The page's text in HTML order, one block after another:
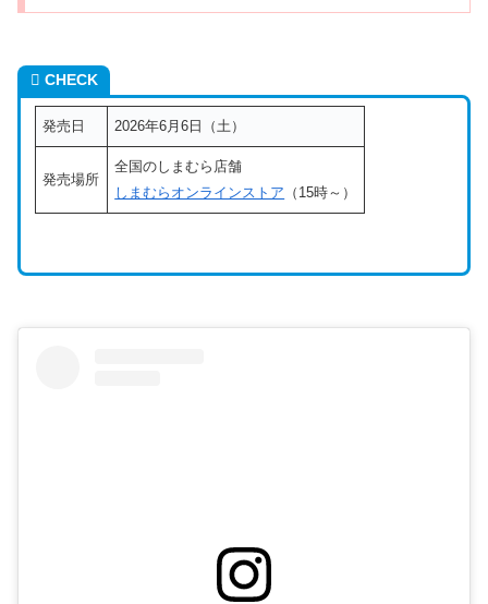
CHECK
発売日 2026年6月6日（土）
発売場所
全国のしまむら店舗
しまむらオンラインストア （15時～）